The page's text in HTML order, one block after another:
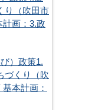
り（吹田市
計画：3.政
）政策1.
づくり（吹
本計画：